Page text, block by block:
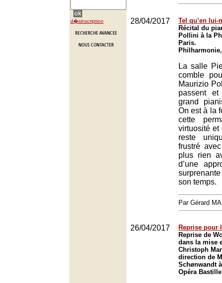
d�sinscription 28/04/2017
Tel qu’en lui-
Récital du
Pollini à la
Paris.
La salle
comble
Maurizio
passent
grand
On est à la
cette
virtuosité et
reste
frustré
plus rien
d’une
son temps.
Par Gérard
26/04/2017
Reprise pour
Reprise de
dans la mise
Christoph
direction de
Schønwandt
Opéra